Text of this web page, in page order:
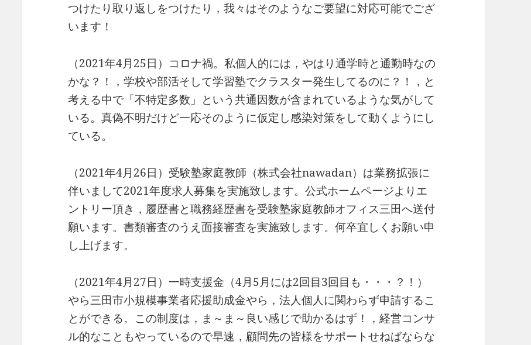
つけたり取り返しをつけたり，我々はそのようなご要望に対応可能でござ
います！
（2021年4月25日）コロナ禍。私個人的には，やはり通学時と通勤時なの
かな？！，学校や部活そして学習塾でクラスター発生してるのに？！，と
考える中で「不特定多数」という共通因数が含まれているような気がして
いる。真偽不明だけど一応そのように仮定し感染対策をして動くようにし
ている。
（2021年4月26日）受験塾家庭教師（株式会社nawadan）は業務拡張に
伴いまして2021年度求人募集を実施致します。公式ホームページよりエ
ントリー頂き，履歴書と職務経歴書を受験塾家庭教師オフィス三田へ送付
願います。書類審査のうえ面接審査を実施致します。何卒宜しくお願い申
し上げます。
（2021年4月27日）一時支援金（4月5月には2回目3回目も・・・？！）
やら三田市小規模事業者応援助成金やら，法人個人に関わらず申請するこ
とができる。この制度は，ま～ま～良い感じで助かるはず！，経営コンサ
ル的なこともやっているので早速，顧問先の皆様をサポートせねばならな